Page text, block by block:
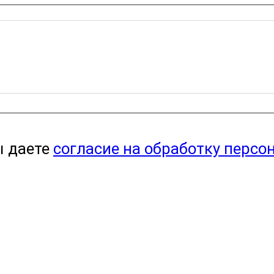
даете согласие на обработку